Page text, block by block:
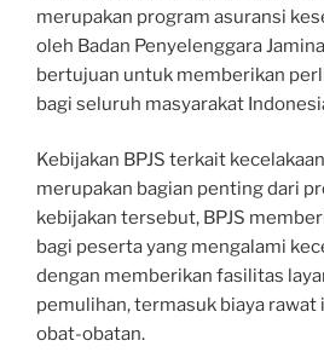
merupakan program asuransi
oleh Badan Penyelenggara
bertujuan untuk memberikan
bagi seluruh masyarakat
Kebijakan BPJS terkait
merupakan bagian penting dari
kebijakan tersebut, BPJS
bagi peserta yang mengalami
dengan memberikan fasilitas
pemulihan, termasuk biaya rawat
obat-obatan.